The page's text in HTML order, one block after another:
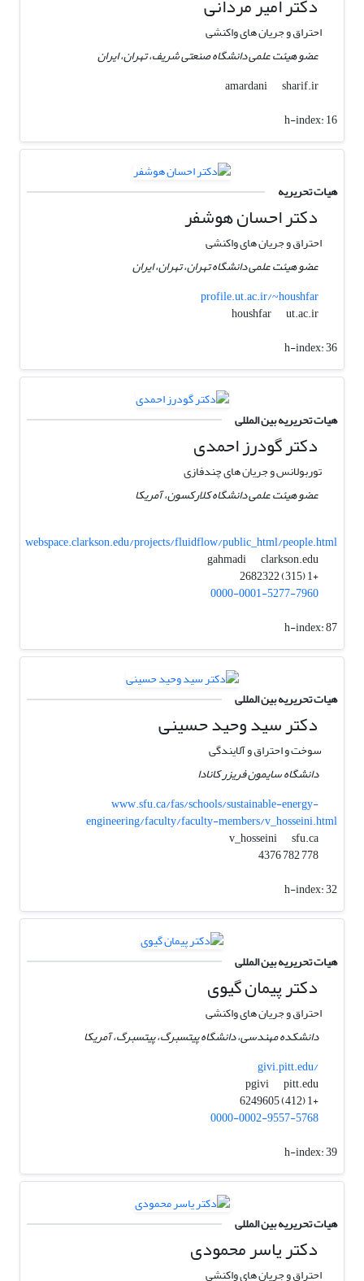
احتراق و جریان های واکنشی
عضو هیئت علمی دانشگاه صنعتی شریف، تهران، ایران
amardani
sharif.ir
h-index:16
هیات تحریریه
دکتر احسان هوشفر
احتراق و جریان های واکنشی
عضو هیئت علمی دانشگاه تهران، تهران، ایران
profile.ut.ac.ir/~houshfar
houshfar
ut.ac.ir
h-index:36
هیات تحریریه بین المللی
دکتر گودرز احمدی
توربولانس و جریان های چندفازی
عضو هیئت علمی دانشگاه کلارکسون، آمریکا
webspace.clarkson.edu/projects/fluidflow/public_html/people.html
gahmadi
clarkson.edu
+1 (315) 2682322
0000-0001-5277-7960
h-index:87
هیات تحریریه بین المللی
دکتر سید وحید حسینی
سوخت و احتراق و آلایندگی
دانشگاه سایمون فریزر کانادا
www.sfu.ca/fas/schools/sustainable-energy-
engineering/faculty/faculty-members/v_hosseini.html
v_hosseini
sfu.ca
778 782 4376
h-index:32
هیات تحریریه بین المللی
دکتر پیمان گیوی
احتراق و جریان های واکنشی
دانشکده مهندسی، دانشگاه پیتسبرگ، پیتسبرگ، آمریکا
givi.pitt.edu/
pgivi
pitt.edu
+1 (412) 6249605
0000-0002-9557-5768
h-index:39
هیات تحریریه بین المللی
دکتر یاسر محمودی
احتراق و جریان های واکنشی